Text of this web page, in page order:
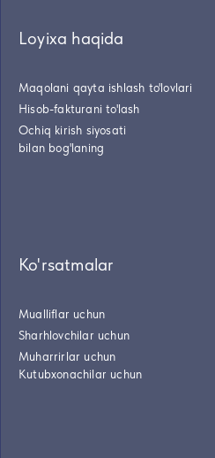
Loyixa haqida
Maqolani qayta ishlash to'lovlari
Hisob-fakturani to'lash
Ochiq kirish siyosati
bilan bog'laning
Ko'rsatmalar
Mualliflar uchun
Sharhlovchilar uchun
Muharrirlar uchun
Kutubxonachilar uchun